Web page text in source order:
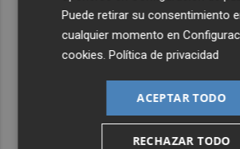
Puede retirar su consentimiento
cualquier momento en
cookies .Política de privacidad
ACEPTAR TODO
RECHAZAR TODO